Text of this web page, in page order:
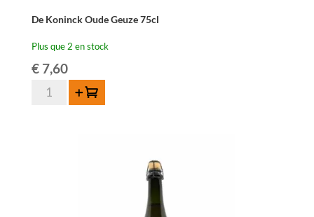
De Koninck Oude Geuze 75cl
Plus que 2 en stock
€7,60
quantité
Ajouter au panier